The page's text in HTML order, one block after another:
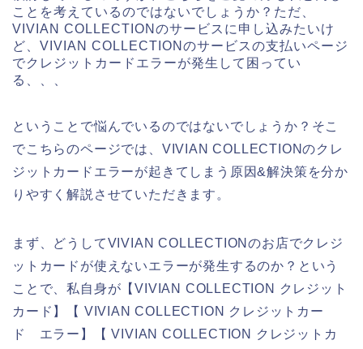
ことを考えているのではないでしょうか？ただ、
VIVIAN COLLECTIONのサービスに申し込みたいけ
ど、VIVIAN COLLECTIONのサービスの支払いページ
でクレジットカードエラーが発生して困ってい
る、、、
ということで悩んでいるのではないでしょうか？そこ
でこちらのページでは、VIVIAN COLLECTIONのクレ
ジットカードエラーが起きてしまう原因&解決策を分か
りやすく解説させていただきます。
まず、どうしてVIVIAN COLLECTIONのお店でクレジ
ットカードが使えないエラーが発生するのか？という
ことで、私自身が【VIVIAN COLLECTION クレジット
カード】【 VIVIAN COLLECTION クレジットカー
ド エラー】【 VIVIAN COLLECTION クレジットカ